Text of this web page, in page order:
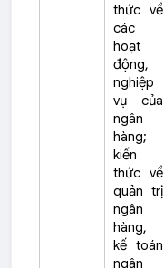
thức về
các
hoạt
động,
nghiệp
vụ của
ngân
hàng;
kiến
thức về
quản trị
ngân
hàng,
kế toán
ngân